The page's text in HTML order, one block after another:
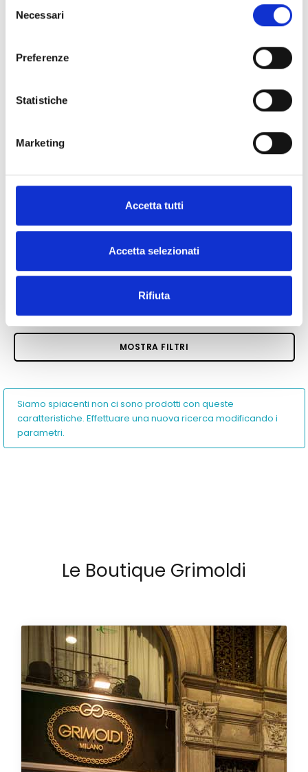
delNecessari
Preferenze
Statistiche
Marketing
Accetta tutti
Accetta selezionati
Rifiuta
MOSTRA FILTRI
Siamo spiacenti non ci sono prodotti con queste
caratteristiche. Effettuare una nuova ricerca modificando i
parametri.
Le Boutique Grimoldi